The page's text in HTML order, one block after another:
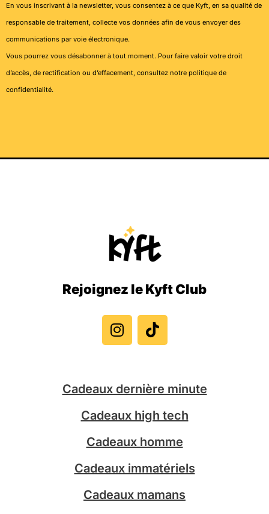
En vous inscrivant à la newsletter, vous consentez à ce que Kyft, en sa qualité de
responsable de traitement, collecte vos données afin de vous envoyer des
communications par voie électronique.
Vous pourrez vous désabonner à tout moment. Pour faire valoir votre droit
d’accès, de rectification ou d’effacement, consultez notre politique de
confidentialité.
Rejoignez le Kyft Club
n
s
t
r
a
m
i
k
t
Cadeaux dernière minute
Cadeaux high tech
Cadeaux homme
Cadeaux immatériels
Cadeaux mamans